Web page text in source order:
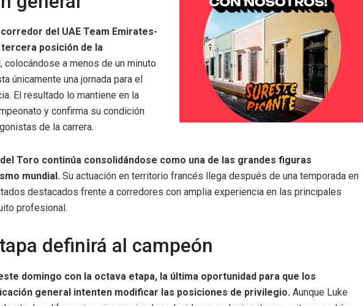
del UAE Team Emirates-
tercera posición de la
, colocándose a menos de un minuto
únicamente una jornada para el
El resultado lo mantiene en la
y confirma su condición
de la carrera.
Toro continúa consolidándose como una de las grandes figuras
mundial. Su actuación en territorio francés llega después de una temporada en
destacados frente a corredores con amplia experiencia en las principales
profesional.
definirá al campeón
domingo con la octava etapa, la última oportunidad para que los
general intenten modificar las posiciones de privilegio. Aunque Luke